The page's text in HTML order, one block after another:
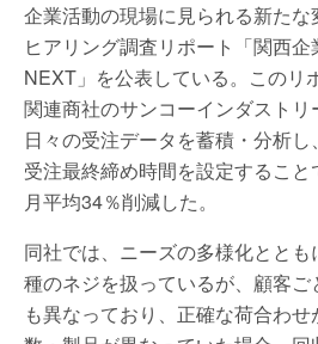
企業活動の現場に見られる新た
ヒアリング調査リポート「関西
NEXT」を公表している。このリ
関連商社のサンコーインダストリ
⽇々の受注データを蓄積・分析
受注最終締め時間を設定するこ
⽉平均34％削減した。
同社では、ニーズの多様化とと
種のネジを扱っているが、顧客
も異なっており、正確な荷合わ